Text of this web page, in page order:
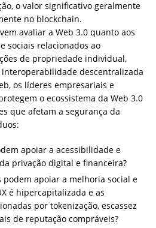
o valor significativo geralmente
no blockchain.
avaliar a Web 3.0 quanto aos
sociais relacionados ao
de propriedade individual,
descentralizada
os líderes empresariais e
o ecossistema da Web 3.0
que afetam a segurança da
apoiar a acessibilidade e
privação digital e financeira?
podem apoiar a melhoria social e
é hipercapitalizada e as
por tokenização, escassez
de reputação compráveis?